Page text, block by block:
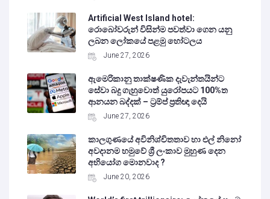
Artificial West Island hotel:
රොබෝවරුන් විසින්ම පවත්වා ගෙන යනු
ලබන ලෝකයේ පළමු හෝටලය
June 27, 2026
ඇමෙරිකානු තාක්ෂණික දැවැන්තයින්ට
සේවා බදු ගැහුවොත් යුරෝපයට 100%ත
ආනයන බද්දක් – ට්‍රම්ප් ප්‍රතිඥා දෙයි
June 27, 2026
කාලගුණයේ අවිනිශ්චිතතාව හා එල් නිනෝ
අවදානම හමුවේ ශ්‍රී ලංකාව මුහුණ දෙන
අභියෝග මොනවාද ?
June 20, 2026